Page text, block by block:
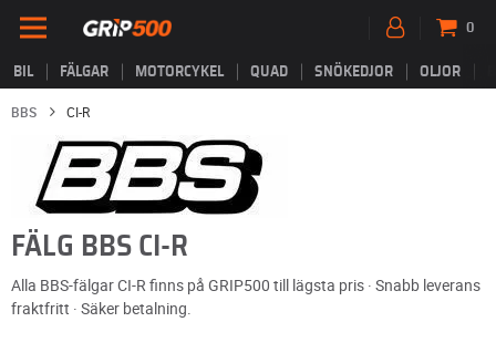
BIL FÄLGAR MOTORCYKEL QUAD SNÖKEDJOR OLJOR
0
BBS CI-R
FÄLG BBS CI-R
Alla BBS-fälgar CI-R finns på GRIP500 till lägsta pris · Snabb leverans
fraktfritt · Säker betalning.